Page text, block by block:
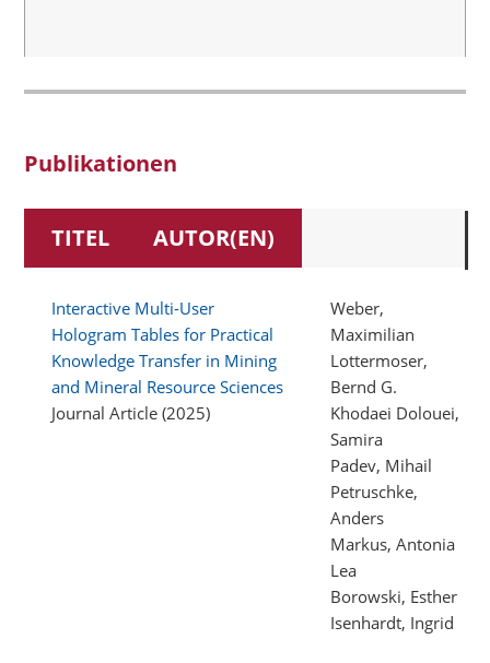
Publikationen
TITEL AUTOR(EN)
Interactive Multi-User
Hologram Tables for Practical
Knowledge Transfer in Mining
and Mineral Resource Sciences
Journal Article (2025)
Weber,
Maximilian
Lottermoser,
Bernd G.
Khodaei Dolouei,
Samira
Padev, Mihail
Petruschke,
Anders
Markus, Antonia
Lea
Borowski, Esther
Isenhardt, Ingrid